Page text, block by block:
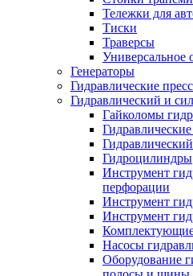
Тележки для
Тиски
Траверсы
Универсальное
Генераторы
Гидравлические
Гидравлический и
Гайколомы
Гидроцилиндры
Инструмент
перфорации
Инструмент
Инструмент
Насосы
Оборудование